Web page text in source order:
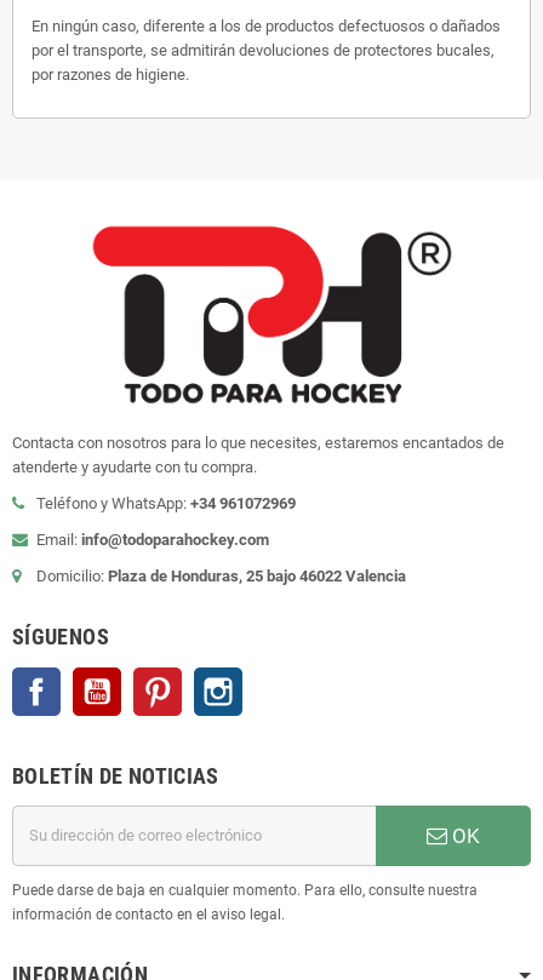
En ningún caso, diferente a los de productos defectuosos o dañados
por el transporte, se admitirán devoluciones de protectores bucales,
por razones de higiene.
Contacta con nosotros para lo que necesites, estaremos encantados de
atenderte y ayudarte con tu compra.
Teléfono y WhatsApp: +34 961072969
Email: info@todoparahockey.com
Domicilio: Plaza de Honduras, 25 bajo 46022 Valencia
SÍGUENOS
Facebook YouTube Pinterest
BOLETÍN DE NOTICIAS
OK
Puede darse de baja en cualquier momento. Para ello, consulte nuestra
información de contacto en el aviso legal.
INFORMACIÓN